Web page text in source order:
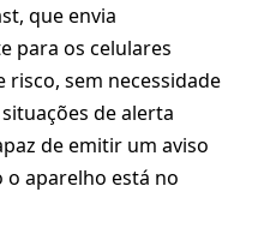
que envia
para os celulares
risco, sem necessidade
de alerta
de emitir um aviso
aparelho está no